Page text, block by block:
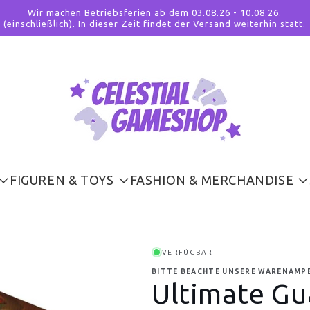
Wir machen Betriebsferien ab dem 03.08.26 - 10.08.26.
(einschließlich). In dieser Zeit findet der Versand weiterhin statt.
FIGUREN & TOYS FASHION & MERCHANDISE
VERFÜGBAR
BITTE BEACHTE UNSERE
Ultimate